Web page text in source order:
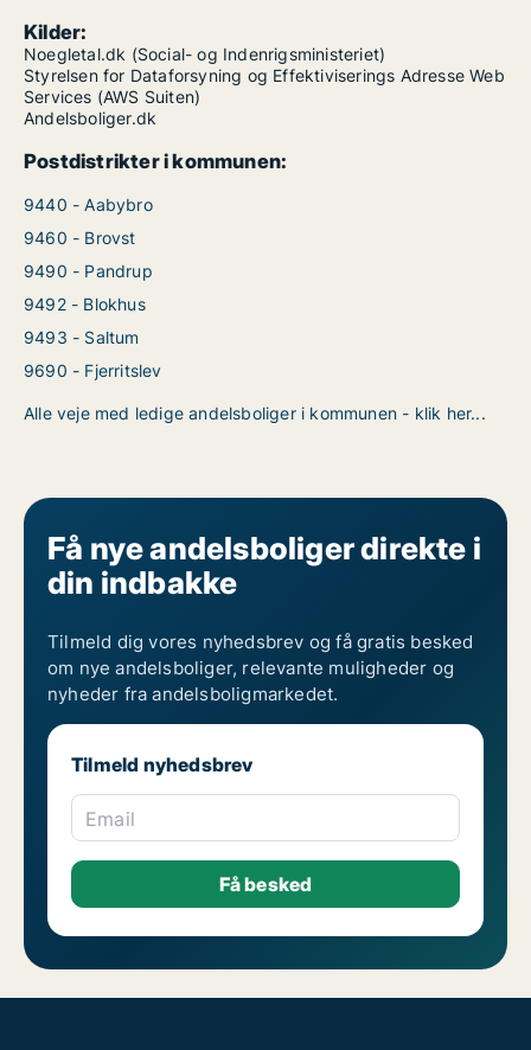
Kilder:
Noegletal.dk (Social- og Indenrigsministeriet)
Styrelsen for Dataforsyning og Effektiviserings Adresse Web
Services (AWS Suiten)
Andelsboliger.dk
Postdistrikter i kommunen:
9440 - Aabybro
9460 - Brovst
9490 - Pandrup
9492 - Blokhus
9493 - Saltum
9690 - Fjerritslev
Alle veje med ledige andelsboliger i kommunen - klik her...
Få nye andelsboliger direkte i
din indbakke
Tilmeld dig vores nyhedsbrev og få gratis besked
om nye andelsboliger, relevante muligheder og
nyheder fra andelsboligmarkedet.
Tilmeld nyhedsbrev
Email